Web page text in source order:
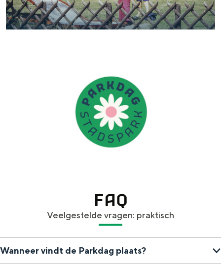
FAQ
Veelgestelde vragen: praktisch
Wanneer vindt de Parkdag plaats?